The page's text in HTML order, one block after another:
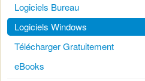
Logiciels Bureau
Logiciels Windows
Télécharger Gratuitement
eBooks